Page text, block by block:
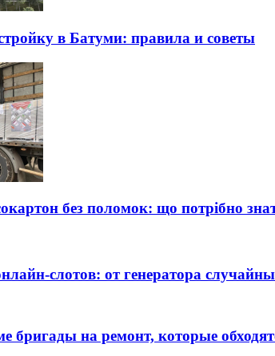
в Батуми: правила и советы
без поломок: що потрібно
слотов: от генератора
бригады на ремонт, которые